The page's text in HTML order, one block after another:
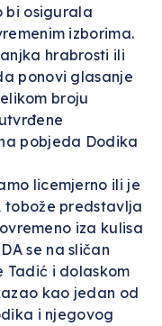
bi osigurala
izborima.
hrabrosti ili
ponovi glasanje
broju
pobjeda Dodika
licemjerno ili je
tobože predstavlja
iza kulisa
se na sličan
Tadić i dolaskom
kao jedan od
i njegovog